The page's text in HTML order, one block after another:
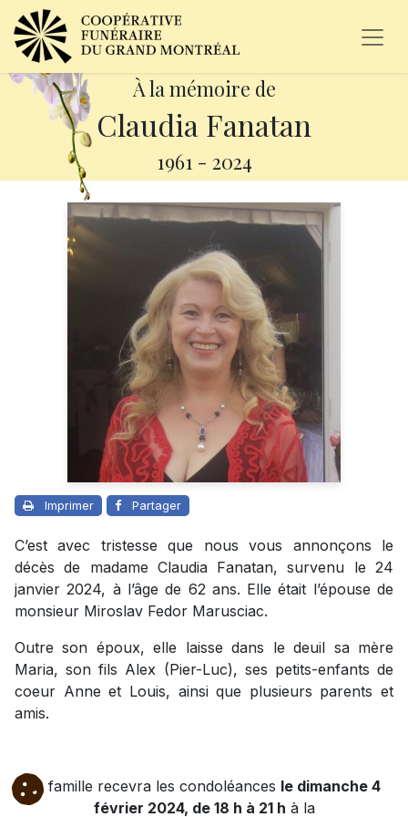
À la mémoire de
Claudia Fanatan
1961 - 2024
Imprimer Partager
C’est avec tristesse que nous vous annonçons le
décès de madame Claudia Fanatan, survenu le 24
janvier 2024, à l’âge de 62 ans. Elle était l’épouse de
monsieur Miroslav Fedor Marusciac.
Outre son époux, elle laisse dans le deuil sa mère
Maria, son fils Alex (Pier-Luc), ses petits-enfants de
coeur Anne et Louis, ainsi que plusieurs parents et
amis.
La famille recevra les condoléances le dimanche 4
février 2024, de 18 h à 21 h à la